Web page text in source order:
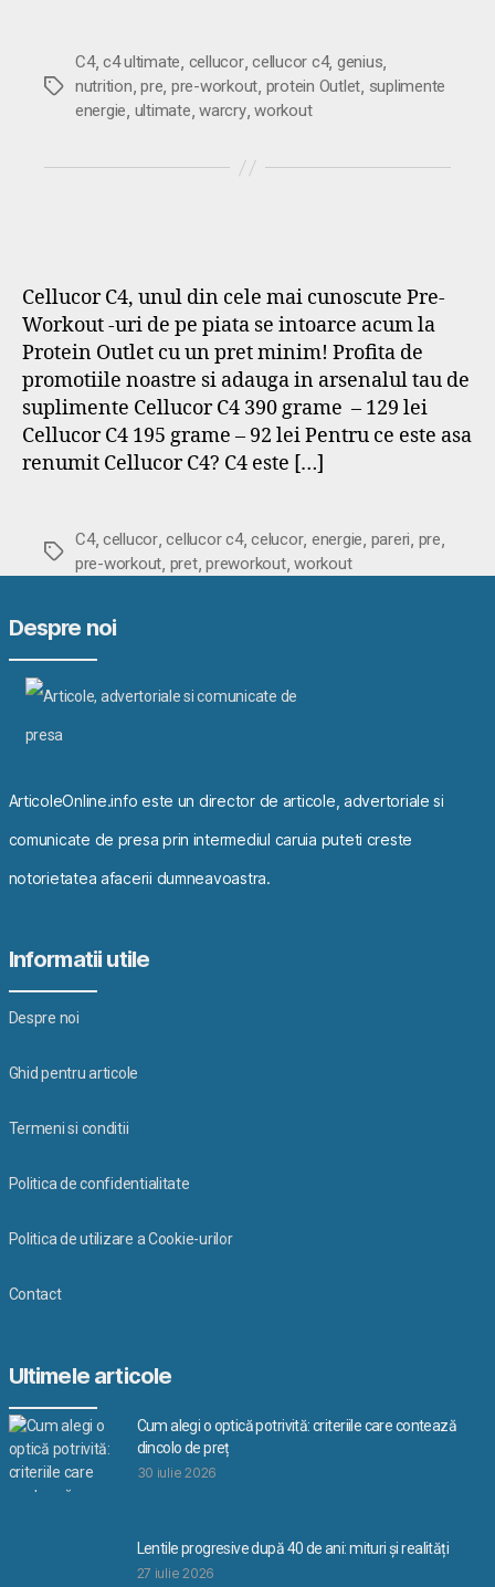
Etichete
C4, c4 ultimate, cellucor,cellucor c4, genius,
nutrition,pre, pre-workout, protein Outlet, suplimente
energie, ultimate,warcry,workout
Cellucor C4, unul din cele mai cunoscute Pre-
Workout -uri de pe piata se intoarce acum la
Protein Outlet cu un pret minim! Profita de
promotiile noastre si adauga in arsenalul tau de
suplimente Cellucor C4 390 grame – 129 lei
Cellucor C4 195 grame – 92 lei Pentru ce este asa
renumit Cellucor C4? C4 este […]
Etichete
C4, cellucor,cellucor c4,celucor, energie, pareri, pre,
pre-workout, pret,preworkout,workout
Despre noi
ArticoleOnline.info este un director de articole, advertoriale si
comunicate de presa prin intermediul caruia puteti creste
notorietatea afacerii dumneavoastra.
Informatii utile
Despre noi
Ghid pentru articole
Termeni si conditii
Politica de confidentialitate
Politica de utilizare a Cookie-urilor
Contact
Ultimele articole
Cum alegi o optică potrivită: criteriile care contează
dincolo de preț
30 iulie 2026
Lentile progresive după 40 de ani: mituri și realități
27 iulie 2026